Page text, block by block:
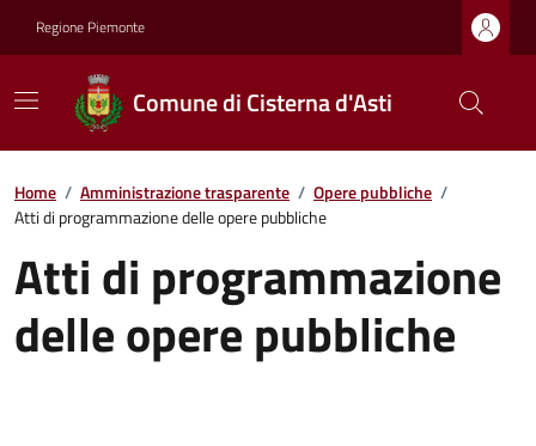
Regione Piemonte
Comune di Cisterna d'Asti
Home / Amministrazione trasparente / Opere pubbliche /
Atti di programmazione delle opere pubbliche
Atti di programmazione
delle opere pubbliche